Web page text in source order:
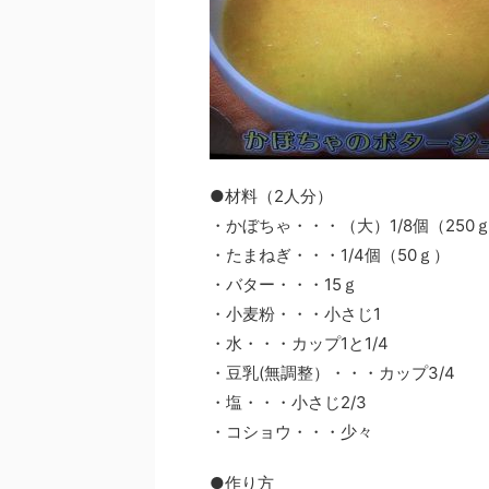
●材料（2人分）
・かぼちゃ・・・（大）1/8個（250
・たまねぎ・・・1/4個（50ｇ）
・バター・・・15ｇ
・小麦粉・・・小さじ1
・水・・・カップ1と1/4
・豆乳(無調整）・・・カップ3/4
・塩・・・小さじ2/3
・コショウ・・・少々
●作り方